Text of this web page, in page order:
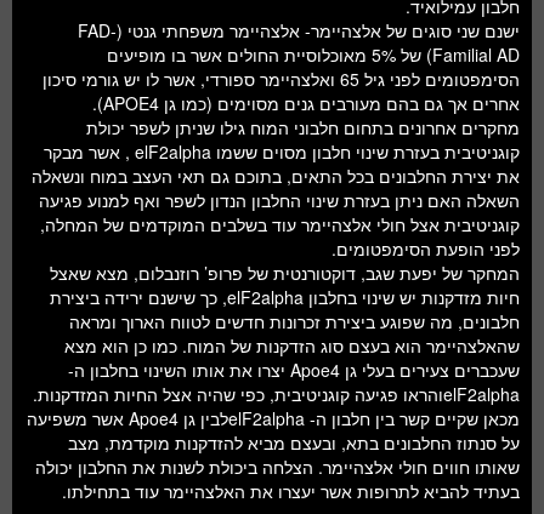
חלבון עמילואיד.
ישנם שני סוגים של אלצהיימר- אלצהיימר משפחתי גנטי (FAD-
Familial AD) של 5% מאוכלוסיית החולים אשר בו מופיעים
הסימפטומים לפני גיל 65 ואלצהיימר ספורדי, אשר לו יש גורמי סיכון
אחרים אך גם בהם מעורבים גנים מסוימים (כמו גן APOE4).
מחקרים אחרונים בתחום חלבוני המוח גילו שניתן לשפר יכולת
קוגניטיבית בעזרת שינוי חלבון מסוים ששמו elF2alpha , אשר מבקר
את יצירת החלבונים בכל התאים, בתוכם גם תאי העצב במוח ונשאלה
השאלה האם ניתן בעזרת שינוי החלבון הנדון לשפר ואף למנוע פגיעה
קוגניטיבית אצל חולי אלצהיימר עוד בשלבים המוקדמים של המחלה,
לפני הופעת הסימפטומים.
המחקר של יפעת שגב, דוקטורנטית של פרופ’ רוזנבלום, מצא שאצל
חיות מזדקנות יש שינוי בחלבון elF2alpha, כך שישנם ירידה ביצירת
חלבונים, מה שפוגע ביצירת זכרונות חדשים לטווח הארוך ומראה
שהאלצהיימר הוא בעצם סוג הזדקנות של המוח. כמו כן הוא מצא
שעכברים צעירים בעלי גן Apoe4 יצרו את אותו השינוי בחלבון ה-
elF2alphaוהראו פגיעה קוגניטיבית, כפי שהיה אצל החיות המזדקנות.
מכאן שקיים קשר בין חלבון ה- elF2alphaלבין גן Apoe4 אשר משפיעה
על סנתוז החלבונים בתא, ובעצם מביא להזדקנות מוקדמת, מצב
שאותו חווים חולי אלצהיימר. הצלחה ביכולת לשנות את החלבון יכולה
בעתיד להביא לתרופות אשר יעצרו את האלצהיימר עוד בתחילתו.